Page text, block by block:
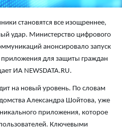
становятся все изощреннее,
удар. Министерство цифрового
анонсировало запуск
для защиты граждан
ИА NEWSDATA.RU.
на новый уровень. По словам
Александра Шойтова, уже
приложения, которое
Ключевыми